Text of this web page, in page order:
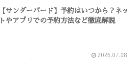
【サンダーバード】予約はいつから？ネッ
トやアプリでの予約方法など徹底解説
2026.07.08